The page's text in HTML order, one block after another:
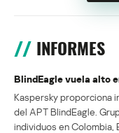
INFORMES
BlindEagle vuela alto
Kaspersky proporciona
del APT BlindEagle.
individuos en Colombia,